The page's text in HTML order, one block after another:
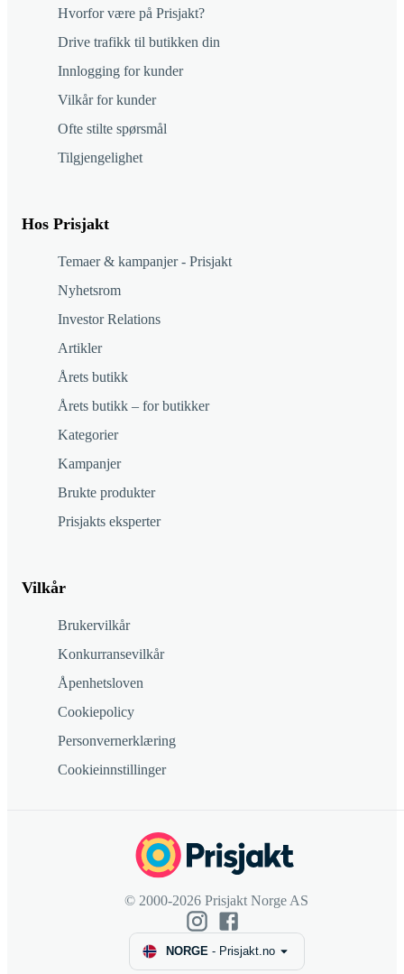
Hvorfor være på Prisjakt?
Drive trafikk til butikken din
Innlogging for kunder
Vilkår for kunder
Ofte stilte spørsmål
Tilgjengelighet
Hos Prisjakt
Temaer & kampanjer - Prisjakt
Nyhetsrom
Investor Relations
Artikler
Årets butikk
Årets butikk – for butikker
Kategorier
Kampanjer
Brukte produkter
Prisjakts eksperter
Vilkår
Brukervilkår
Konkurransevilkår
Åpenhetsloven
Cookiepolicy
Personvernerklæring
Cookieinnstillinger
© 2000-2026 Prisjakt Norge AS
NORGE- Prisjakt.no